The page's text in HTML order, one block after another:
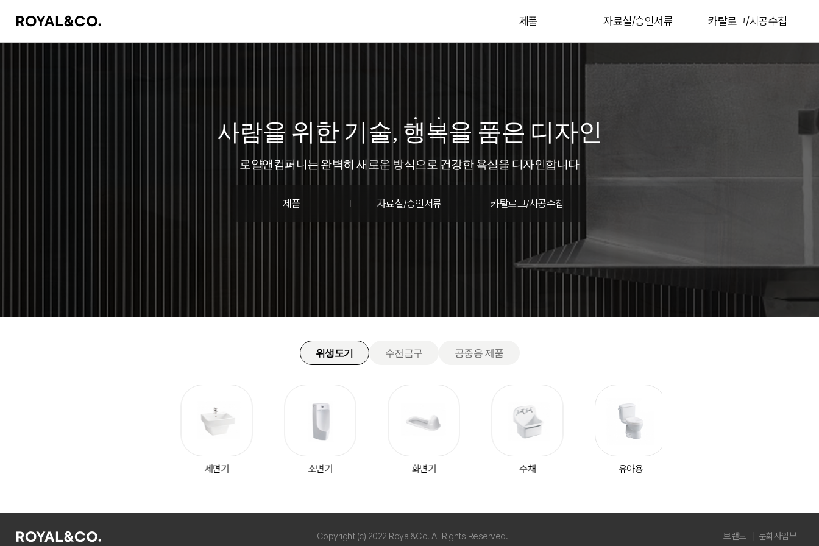
제품 자료실/승인서류 카탈로그/시공수첩
사람을 위한 기술, 행복을 품은 디자인
로얄앤컴퍼니는 완벽히 새로운 방식으로 건강한 욕실을 디자인합니다
제품 자료실/승인서류 카탈로그/시공수첩
위생도기 수전금구 공중용 제품
Copyright (c) 2022 Royal&Co. All Rights Reserved. 브랜드 문화사업부